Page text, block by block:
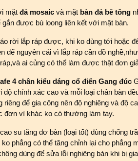
mặt đá mosaic và mặt bàn đá bê tông
gắn được bù loong liên kết với mặt bàn.
rời lắp ráp được, khi ko dùng tới hoặc
để nguyên cái vì lắp ráp cần đồ
ai củng có thể làm được thật đơn
4 chân kiểu dáng cổ điển Gang đúc
độ chính xác cao và mỗi loại chân bàn
riêng để gia công nên độ nghiêng và độ
đơn vì khác ko có thường làm tay.
su tăng đơ bàn (loại tốt) dùng chống
ko phẳng có thể tăng chỉnh lại cho phẳng
dùng để sửa lỗi nghiêng bàn khi bị